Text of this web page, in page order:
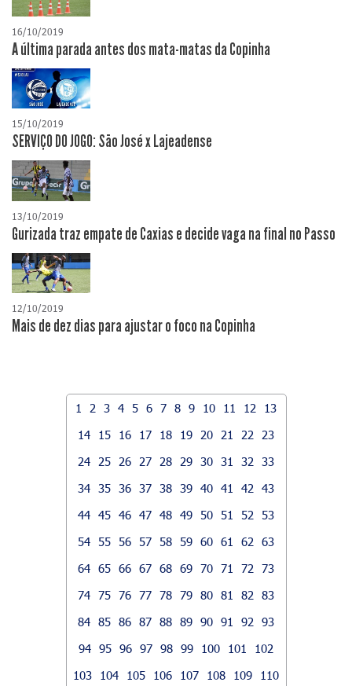
16/10/2019
A última parada antes dos mata-matas da Copinha
15/10/2019
SERVIÇO DO JOGO: São José x Lajeadense
13/10/2019
Gurizada traz empate de Caxias e decide vaga na final no Passo
12/10/2019
Mais de dez dias para ajustar o foco na Copinha
1 2 3 4 5 6 7 8 9 10 11 12
13
14
15 16 17 18 19 20 21 22
23
24
25 26 27 28 29 30 31 32
33
34 35 36 37 38 39 40 41 42
43
44 45 46 47 48 49 50 51 52
53
54 55 56 57 58 59 60 61 62
63
64 65 66 67 68 69 70 71 72
73
74 75 76 77 78 79 80 81 82
83
84 85 86 87 88 89 90 91 92
93
94 95 96 97 98 99 100 101
102
103
104 105 106 107 108 109
110